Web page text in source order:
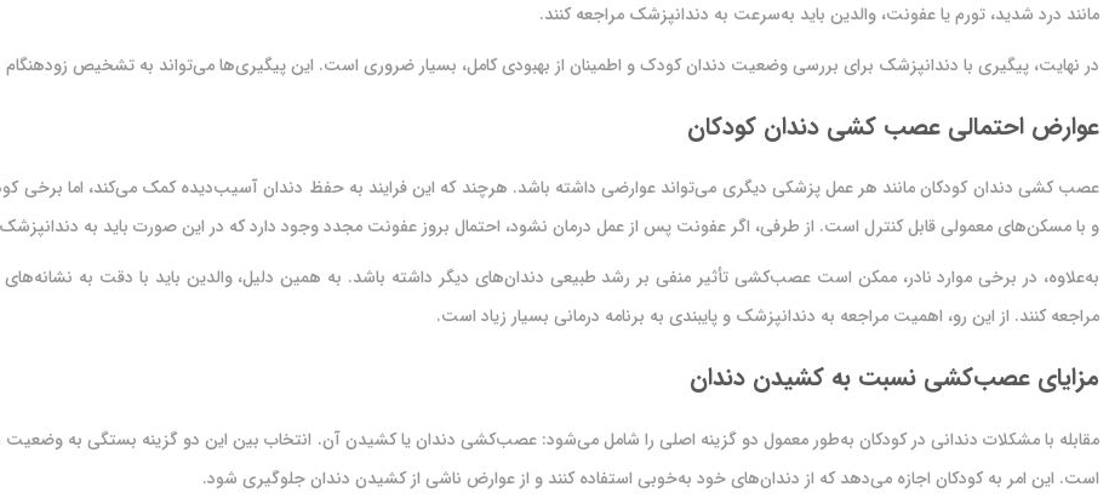
مانند درد شدید، تورم یا عفونت، والدین باید به‌سرعت به دندانپزشک مراجعه کنند.
در نهایت، پیگیری با دندانپزشک برای بررسی وضعیت دندان کودک و اطمینان از بهبودی کامل، بسیار ضروری است. این پیگیری‌ها می‌تواند به تشخیص
عوارض احتمالی عصب کشی دندان کودکان
عصب کشی دندان کودکان مانند هر عمل پزشکی دیگری می‌تواند عوارضی داشته باشد. هرچند که این فرایند به حفظ دندان آسیب‌دیده کمک می‌کند، اما برخی
و با مسکن‌های معمولی قابل کنترل است. از طرفی، اگر عفونت پس از عمل درمان نشود، احتمال بروز عفونت مجدد وجود دارد که در این صورت باید به
به‌علاوه، در برخی موارد نادر، ممکن است عصب‌کشی تأثیر منفی بر رشد طبیعی دندان‌های دیگر داشته باشد. به همین دلیل، والدین باید با دقت به
مراجعه کنند. از این رو، اهمیت مراجعه به دندانپزشک و پایبندی به برنامه درمانی بسیار زیاد است.
مزایای عصب‌کشی نسبت به کشیدن دندان
مقابله با مشکلات دندانی در کودکان به‌طور معمول دو گزینه اصلی را شامل می‌شود: عصب‌کشی دندان یا کشیدن آن. انتخاب بین این دو گزینه بستگی به
است. این امر به کودکان اجازه می‌دهد که از دندان‌های خود به‌خوبی استفاده کنند و از عوارض ناشی از کشیدن دندان جلوگیری شود.